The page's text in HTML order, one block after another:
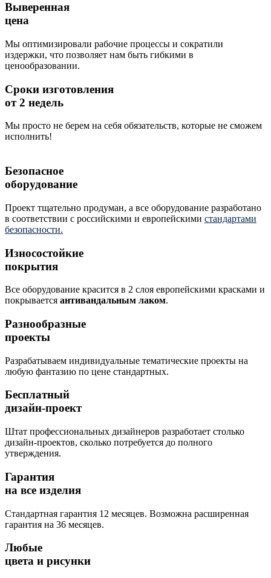
Выверенная
цена
Мы оптимизировали рабочие процессы и сократили
издержки, что позволяет нам быть гибкими в
ценообразовании.
Сроки изготовления
от 2 недель
Мы просто не берем на себя обязательств, которые не сможем
исполнить!
Безопасное
оборудование
Проект тщательно продуман, а все оборудование разработано
в соответствии с российскими и европейскими стандартами
безопасности.
Износостойкие
покрытия
Все оборудование красится в 2 слоя европейскими красками и
покрывается антивандальным лаком.
Разнообразные
проекты
Разрабатываем индивидуальные тематические проекты на
любую фантазию по цене стандартных.
Бесплатный
дизайн-проект
Штат профессиональных дизайнеров разработает столько
дизайн-проектов, сколько потребуется до полного
утверждения.
Гарантия
на все изделия
Стандартная гарантия 12 месяцев. Возможна расширенная
гарантия на 36 месяцев.
Любые
цвета и рисунки